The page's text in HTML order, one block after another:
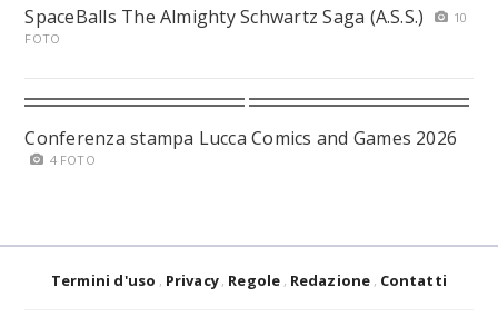
SpaceBalls The Almighty Schwartz Saga (A.S.S.)
10
FOTO
Conferenza stampa Lucca Comics and Games 2026
4 FOTO
Termini d'uso Privacy Regole Redazione Contatti